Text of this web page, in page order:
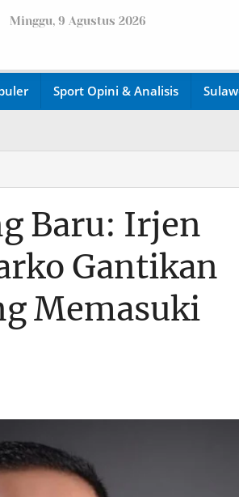
Minggu, 9 Agustus 2026
Sport Opini & Analisis
Baru: Irjen
Gantikan
Memasuki